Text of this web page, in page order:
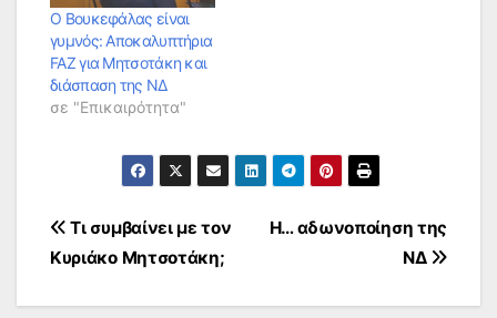
Ο Βουκεφάλας είναι
γυμνός: Αποκαλυπτήρια
FAZ για Μητσοτάκη και
διάσπαση της ΝΔ
σε "Επικαιρότητα"
Πλοήγηση
άρθρων
Η… αδωνοποίηση της
ΝΔ
Τι συμβαίνει με τον
Κυριάκο Μητσοτάκη;